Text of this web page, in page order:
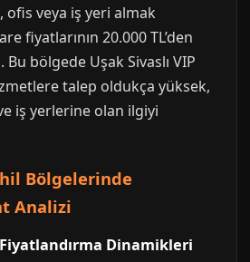
ofis veya iş yeri almak
fiyatlarının 20.000 TL’den
Bu bölgede Uşak Sivaslı VIP
talep oldukça yüksek,
iş yerlerine olan ilgiyi
Bölgelerinde
Analizi
Dinamikleri